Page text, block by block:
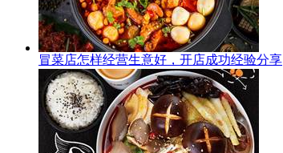
冒菜店怎样经营生意好，开店成功经验分享